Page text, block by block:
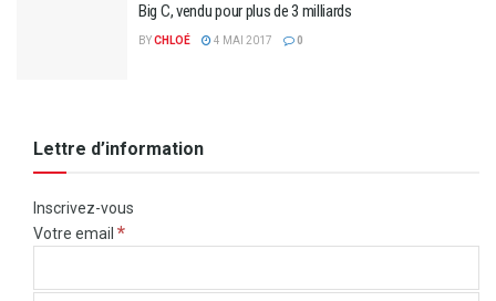
Big C, vendu pour plus de 3 milliards
BYCHLOÉ 4 MAI 2017 0
Lettre d’information
Inscrivez-vous
Votre email *